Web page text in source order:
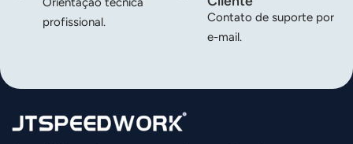
profissional.
Contato de suporte por
e-mail.